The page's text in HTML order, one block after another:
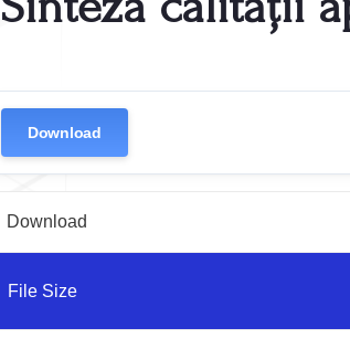
Download
Download
File Size